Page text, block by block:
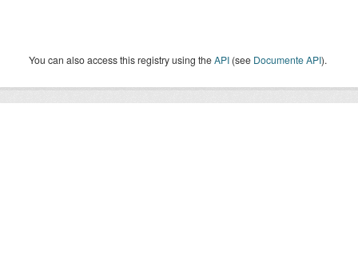
You can also access this registry using theAPI (see Documente API).